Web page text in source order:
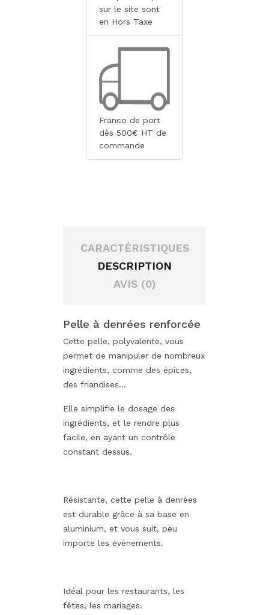
sur le site sont
en Hors Taxe
Franco de port
dès 500€ HT de
commande
CARACTÉRISTIQUES
DESCRIPTION
AVIS (0)
Pelle à denrées renforcée
Cette pelle, polyvalente, vous
permet de manipuler de nombreux
ingrédients, comme des épices,
des friandises…
Elle simplifie le dosage des
ingrédients, et le rendre plus
facile, en ayant un contrôle
constant dessus.
Résistante, cette pelle à denrées
est durable grâce à sa base en
aluminium, et vous suit, peu
importe les événements.
Idéal pour les restaurants, les
fêtes, les mariages.